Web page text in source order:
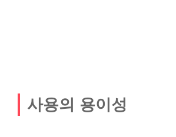
사용의 용이성